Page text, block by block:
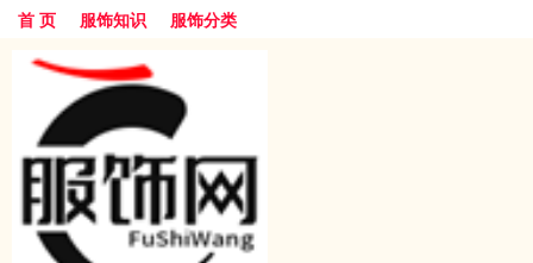
首 页 服饰知识 服饰分类